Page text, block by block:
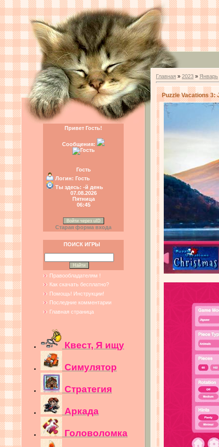
Привет Гость!
Сообщения:
Гость
Логин: Гость
Ты здесь: -й день
07.08.2026
Пятница
06:45
Войти через uID
Старая форма входа
ПОИСК ИГРЫ
Правообладателям !
Как скачать бесплатно?
Помощь! Инструкции!
Последние комментарии
Главная страница
Квест, Я ищу
Симулятор
Стратегия
Аркада
Головоломка
Главная » 2023 » Январь
Puzzle Vacations 3: